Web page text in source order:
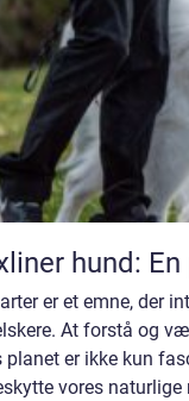
hund:
er et emne, der
At forstå og
planet er ikke kun
vores naturlige